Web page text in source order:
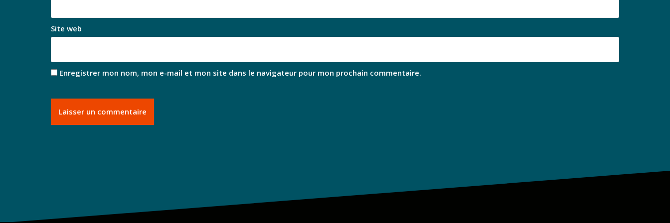
Site web
Enregistrer mon nom, mon e-mail et mon site dans le navigateur pour mon prochain commentaire.